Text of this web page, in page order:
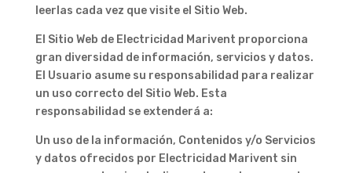
leerlas cada vez que visite el Sitio Web.
El Sitio Web de Electricidad Marivent proporciona
gran diversidad de información, servicios y datos.
El Usuario asume su responsabilidad para realizar
un uso correcto del Sitio Web. Esta
responsabilidad se extenderá a:
Un uso de la información, Contenidos y/o Servicios
y datos ofrecidos por Electricidad Marivent sin